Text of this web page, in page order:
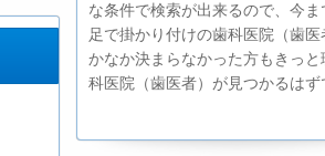
な条件で検索が出来るので、今ま
足で掛かり付けの歯科医院（歯医
かなか決まらなかった方もきっと
科医院（歯医者）が見つかるはず